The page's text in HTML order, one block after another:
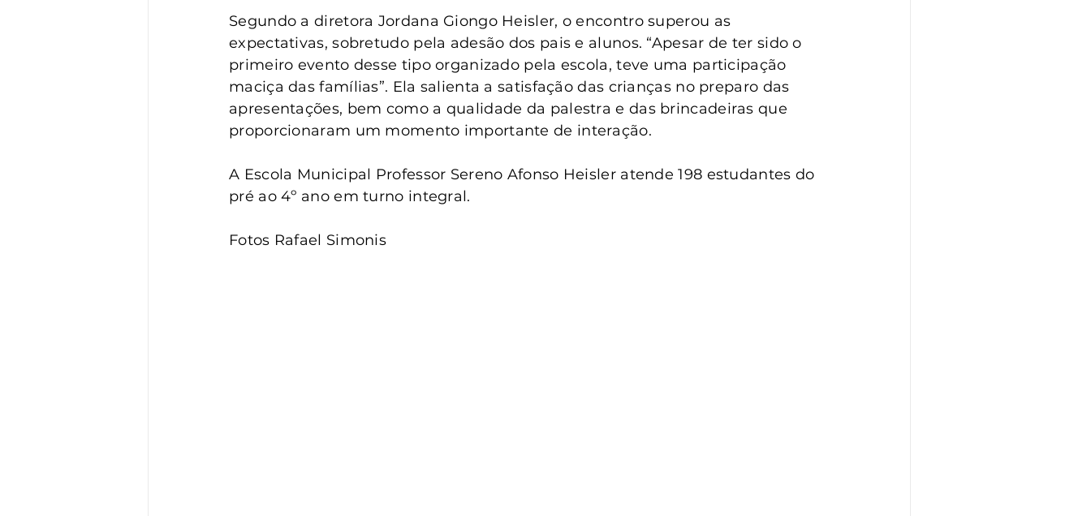
Segundo a diretora Jordana Giongo Heisler, o encontro superou as
expectativas, sobretudo pela adesão dos pais e alunos. “Apesar de ter sido o
primeiro evento desse tipo organizado pela escola, teve uma participação
maciça das famílias”. Ela salienta a satisfação das crianças no preparo das
apresentações, bem como a qualidade da palestra e das brincadeiras que
proporcionaram um momento importante de interação.
A Escola Municipal Professor Sereno Afonso Heisler atende 198 estudantes do
pré ao 4º ano em turno integral.
Fotos Rafael Simonis